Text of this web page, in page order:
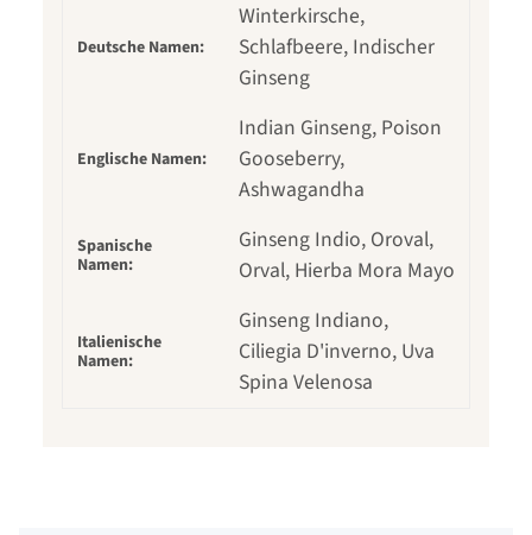
Deutsche Namen:
Winterkirsche,
Schlafbeere, Indischer
Ginseng
Englische Namen:
Indian Ginseng, Poison
Gooseberry,
Ashwagandha
Spanische
Namen:
Ginseng Indio, Oroval,
Orval, Hierba Mora Mayo
Italienische
Namen:
Ginseng Indiano,
Ciliegia D'inverno, Uva
Spina Velenosa